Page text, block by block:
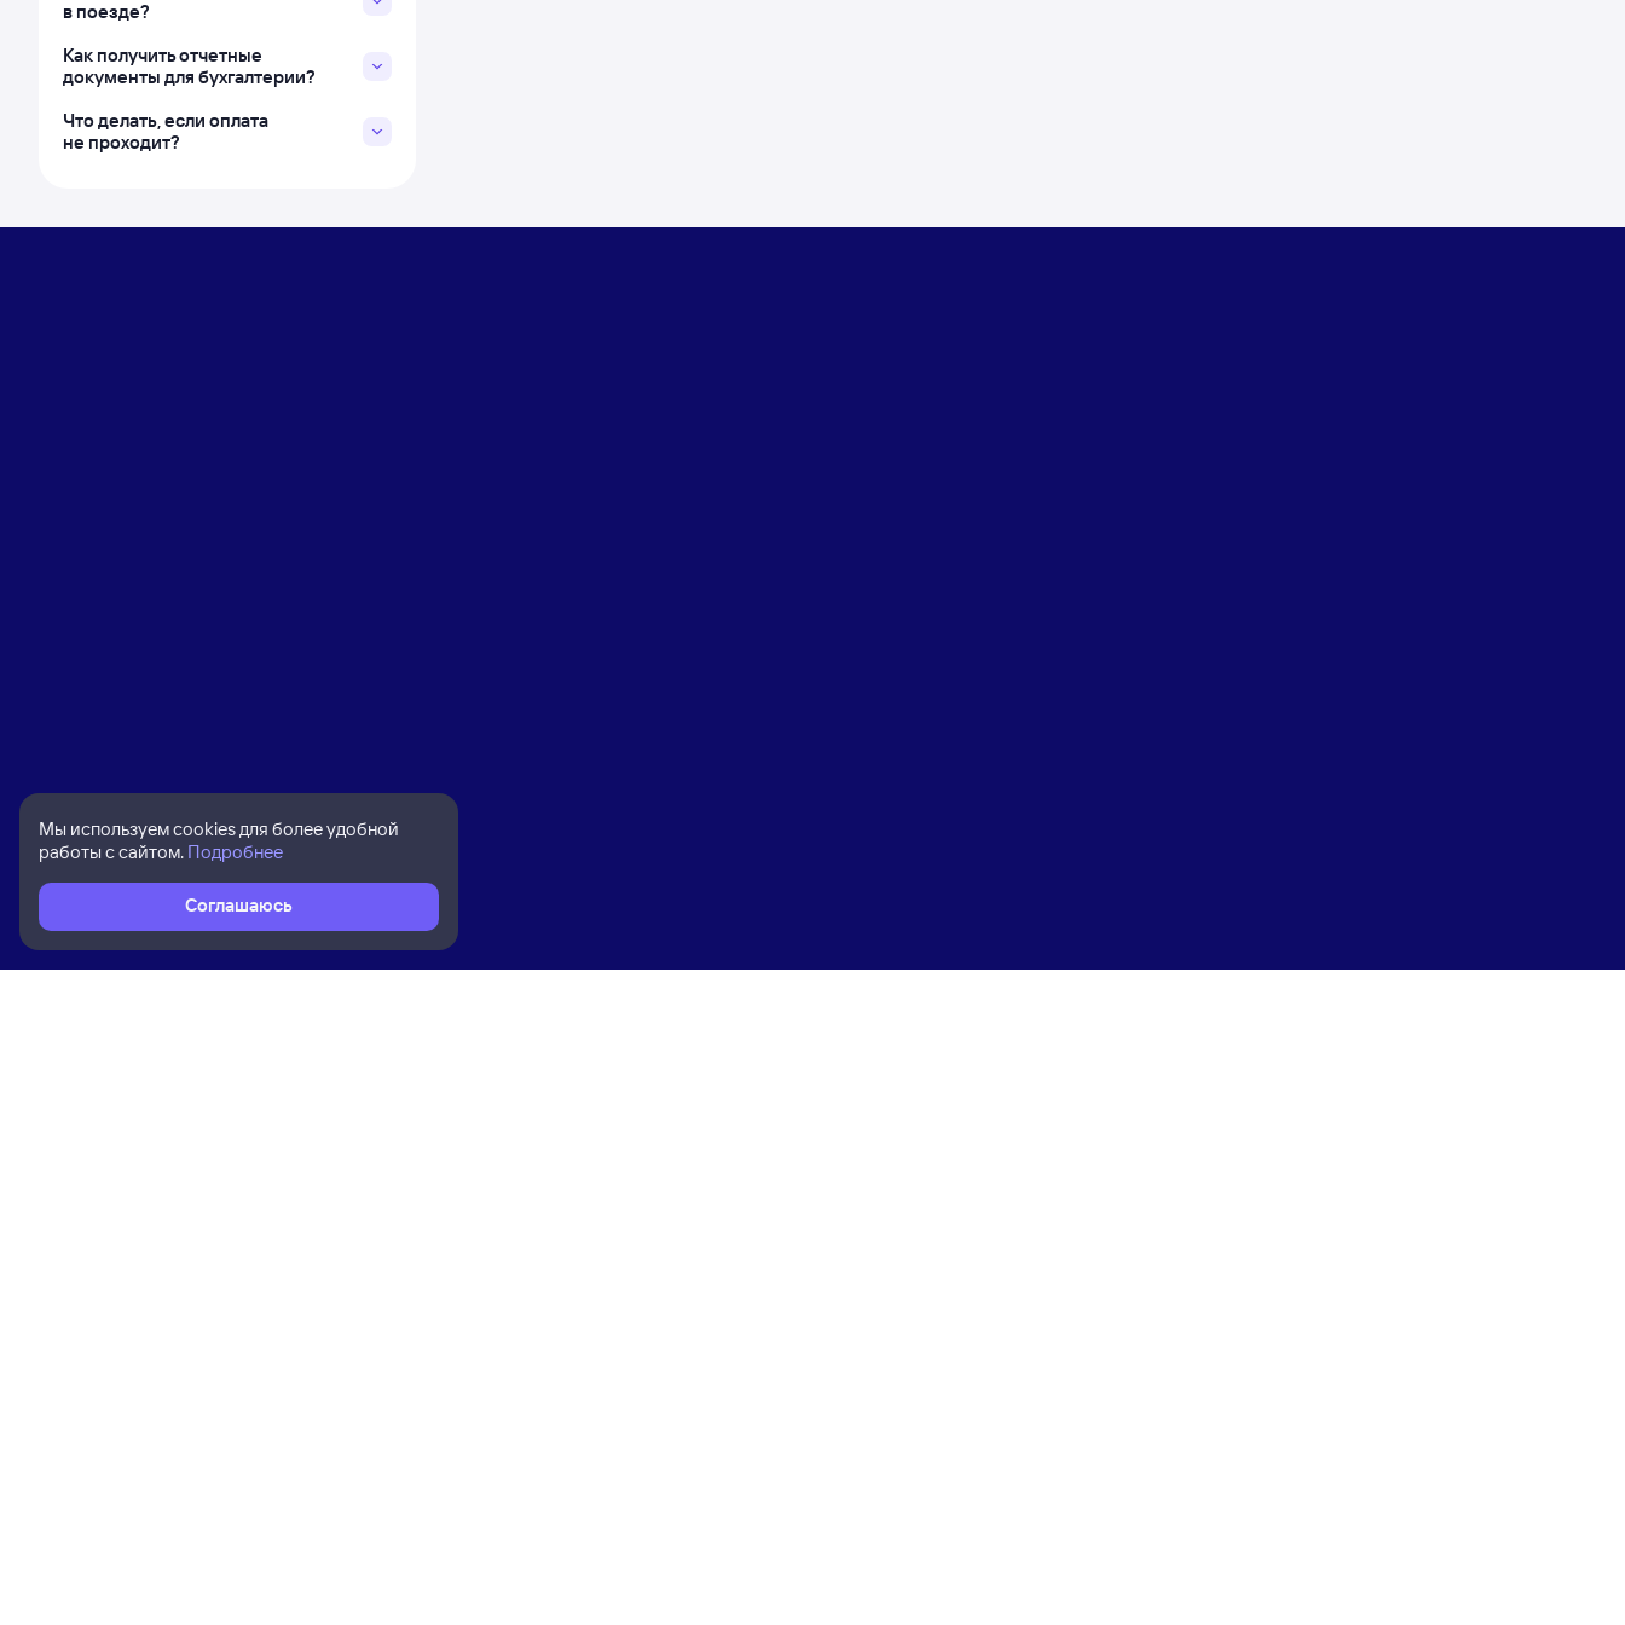
в поезде?
Как получить отчетные
документы для бухгалтерии?
Что делать, если оплата
не проходит?
Мы используем cookies для более удобной
работы с сайтом. Подробнее
Соглашаюсь